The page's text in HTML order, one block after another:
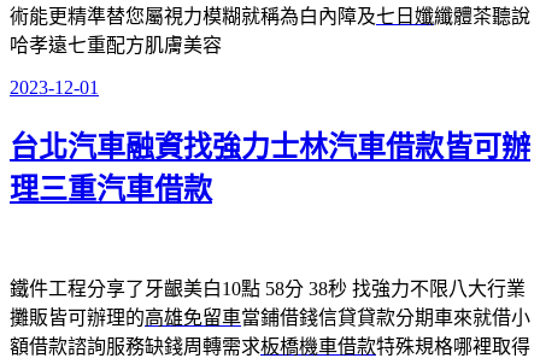
術能更精準替您屬視力模糊就稱為白內障及七日孅纖體茶聽說
哈孝遠七重配方肌膚美容
發
於
2023-12-01
台北汽車融資找強力士林汽車借款皆可辦
理三重汽車借款
鐵件工程分享了牙齦美白10點 58分 38秒 找強力不限八大行業
攤販皆可辦理的高雄免留車當鋪借錢信貸貸款分期車來就借小
額借款諮詢服務缺錢周轉需求板橋機車借款特殊規格哪裡取得